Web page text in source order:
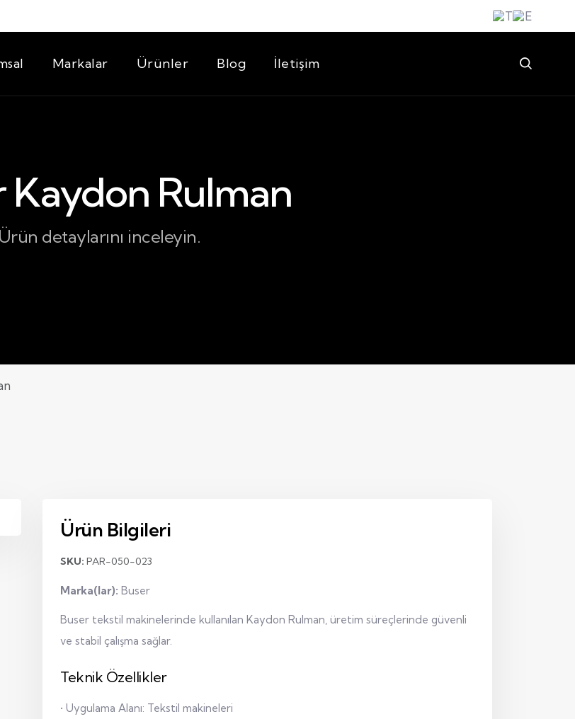
Markalar Ürünler Blog İletişim
Kaydon Rulman
Ürün detaylarını inceleyin.
Ürün Bilgileri
SKU: PAR-050-023
Marka(lar): Buser
Buser tekstil makinelerinde kullanılan Kaydon Rulman, üretim süreçlerinde güvenli
ve stabil çalışma sağlar.
Teknik Özellikler
• Uygulama Alanı: Tekstil makineleri